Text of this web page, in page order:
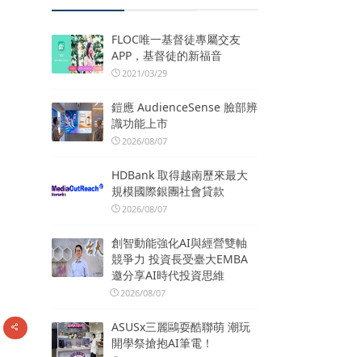
FLOC唯一基督徒專屬交友
APP，基督徒的新福音
2021/03/29
鎧應 AudienceSense 臉部辨
識功能上市
2026/08/07
HDBank 取得越南歷來最大
規模國際銀團社會貸款
2026/08/07
創智動能強化AI與經營雙軸
競爭力 投資長受臺大EMBA
邀分享AI時代投資思維
2026/08/07
ASUSx三麗鷗耍酷聯萌 潮玩
開學祭搶抱AI筆電！